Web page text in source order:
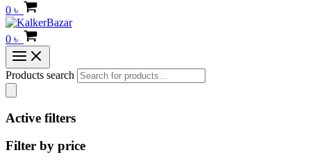
0 ৳
0 ৳
Products search
Active filters
Filter by price